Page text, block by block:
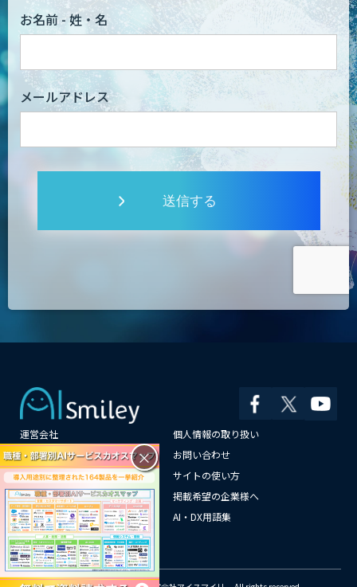
お名前 - 姓・名
メールアドレス
送信する
運営会社
個人情報の取り扱い
よくある質問
お問い合わせ
メールマガジン登録
サイトの使い方
情報提供はこちらから
掲載希望の企業様へ
AI企業一覧
AI・DX用語集
サイトマップ
×